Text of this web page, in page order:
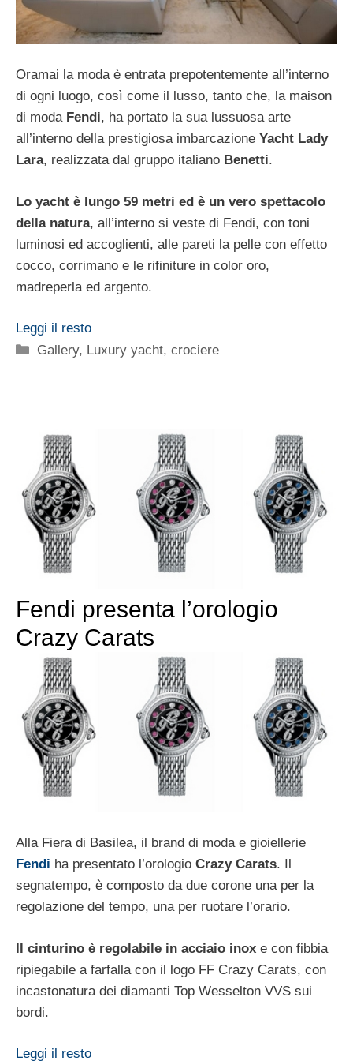
Oramai la moda è entrata prepotentemente all’interno
di ogni luogo, così come il lusso, tanto che, la maison
di moda Fendi, ha portato la sua lussuosa arte
all’interno della prestigiosa imbarcazione Yacht Lady
Lara, realizzata dal gruppo italiano Benetti.
Lo yacht è lungo 59 metri ed è un vero spettacolo
della natura, all’interno si veste di Fendi, con toni
luminosi ed accoglienti, alle pareti la pelle con effetto
cocco, corrimano e le rifiniture in color oro,
madreperla ed argento.
Leggi il resto
Categorie
Gallery, Luxury yacht, crociere
Fendi presenta l’orologio
Crazy Carats
Alla Fiera di Basilea, il brand di moda e gioiellerie
Fendi ha presentato l’orologio Crazy Carats. Il
segnatempo, è composto da due corone una per la
regolazione del tempo, una per ruotare l’orario.
Il cinturino è regolabile in acciaio inox e con fibbia
ripiegabile a farfalla con il logo FF Crazy Carats, con
incastonatura dei diamanti Top Wesselton VVS sui
bordi.
Leggi il resto